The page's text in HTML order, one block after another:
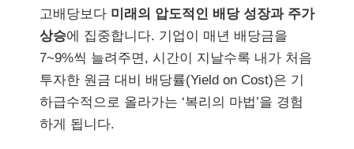
고배당보다 미래의 압도적인 배당 성장과 주가
상승에 집중합니다. 기업이 매년 배당금을
7~9%씩 늘려주면, 시간이 지날수록 내가 처음
투자한 원금 대비 배당률(Yield on Cost)은 기
하급수적으로 올라가는 ‘복리의 마법’을 경험
하게 됩니다.